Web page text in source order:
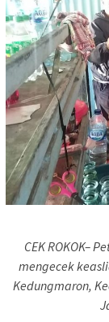
CEK ROKOK–
mengecek
Kedungmaron,